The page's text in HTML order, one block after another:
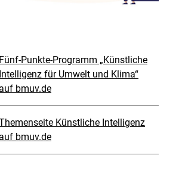
Fünf-Punkte-Programm „Künstliche
Intelligenz für Umwelt und Klima“
auf bmuv.de
Künstliche Intelligenz
auf bmuv.de